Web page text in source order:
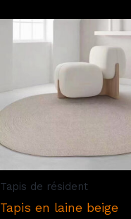
Tapis de résident
Tapis en laine beige